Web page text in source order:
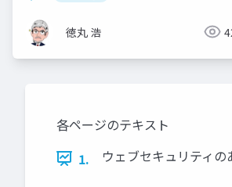
徳丸 浩
各ページのテキスト
1.
ウェブセキュリティ